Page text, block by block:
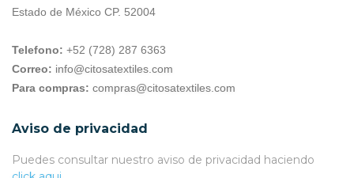
Estado de México CP. 52004
Telefono: +52 (728) 287 6363
Correo: info@citosatextiles.com
Para compras: compras@citosatextiles.com
Aviso de privacidad
Puedes consultar nuestro aviso de privacidad haciendo